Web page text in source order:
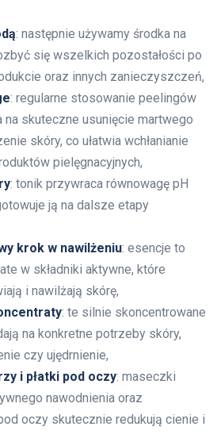
: następnie używamy środka na
się wszelkich pozostałości po
oraz innych zanieczyszczeń,
: regularne stosowanie peelingów
na skuteczne usunięcie martwego
skóry, co ułatwia wchłanianie
pielęgnacyjnych,
: tonik przywraca równowagę pH
ją na dalsze etapy
krok w nawilżeniu: esencje to
w składniki aktywne, które
i nawilżają skórę,
: te silnie skoncentrowane
na konkretne potrzeby skóry,
czy ujędrnienie,
i płatki pod oczy: maseczki
nawodnienia oraz
oczy skutecznie redukują cienie i